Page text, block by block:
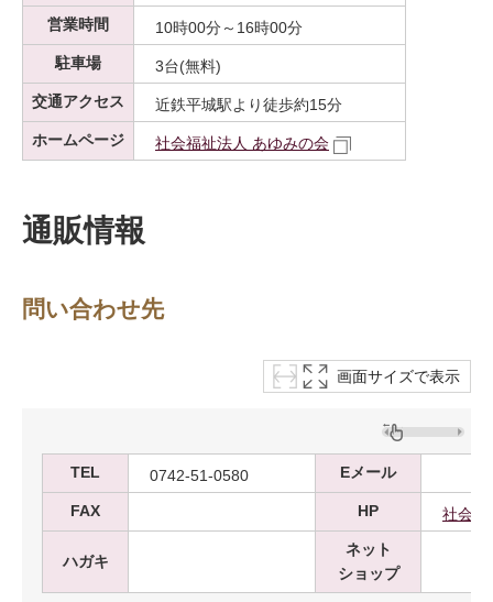
営業時間
10時00分～16時00分
駐車場
3台(無料)
交通アクセス
近鉄平城駅より徒歩約15分
ホームページ
社会福祉法人 あゆみの会
通販情報
問い合わせ先
画面サイズで表示
TEL 0742-51-0580 Eメール
FAX HP 社会福
ハガキ
ネット
ショップ